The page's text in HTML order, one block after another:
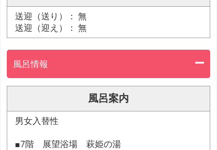
送迎（送り）： 無
送迎（迎え）： 無
風呂情報
風呂案内
男女入替性
■7階 展望浴場 萩姫の湯